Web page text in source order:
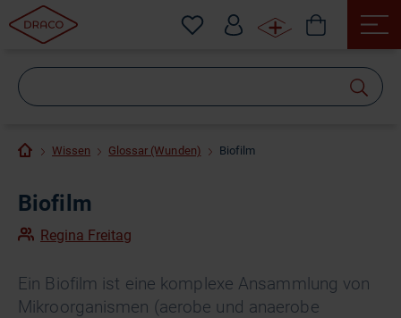
Wissen Glossar (Wunden) Biofilm
Biofilm
Regina Freitag
Ein Biofilm ist eine komplexe Ansammlung von
Mikroorganismen (aerobe und anaerobe
suchen